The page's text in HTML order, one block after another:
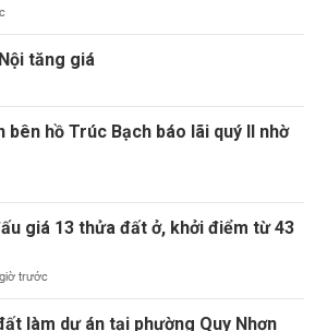
tăng giá
bên hồ Trúc Bạch báo lãi quý II nhờ
giá 13 thửa đất ở, khởi điểm từ 43
trước
làm dự án tại phường Quy Nhơn